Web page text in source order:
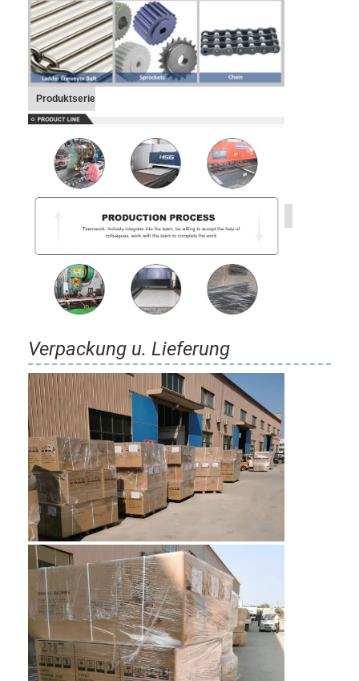
Gewundener Gefrierschrank-Gurt
Oven Conveyor Belt
Produktserie
Verpackung u. Lieferung